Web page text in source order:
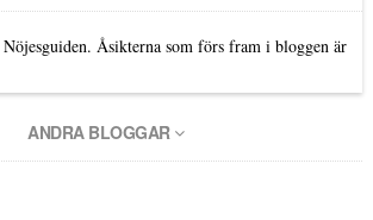
Åsikterna som förs fram i bloggen är
ANDRA BLOGGAR